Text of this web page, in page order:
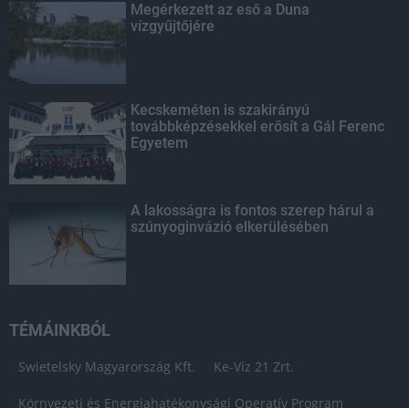
Megérkezett az eső a Duna
vízgyűjtőjére
Kecskeméten is szakirányú
továbbképzésekkel erősít a Gál Ferenc
Egyetem
A lakosságra is fontos szerep hárul a
szúnyoginvázió elkerülésében
TÉMÁINKBÓL
Swietelsky Magyarország Kft. Ke-Víz 21 Zrt.
Környezeti és Energiahatékonysági Operatív Program